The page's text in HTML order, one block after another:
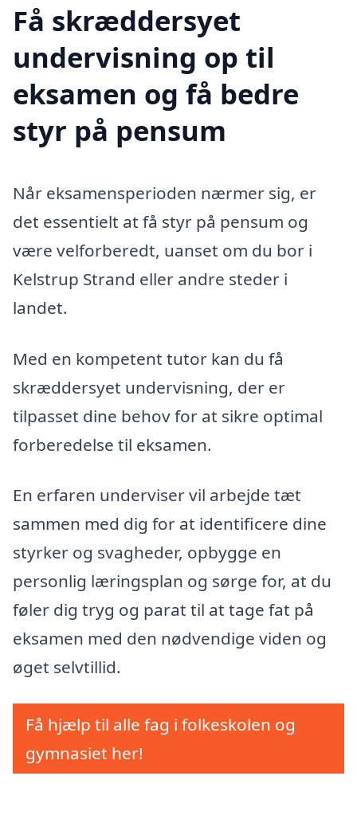
Få skræddersyet
undervisning op til
eksamen og få bedre
styr på pensum
Når eksamensperioden nærmer sig, er
det essentielt at få styr på pensum og
være velforberedt, uanset om du bor i
Kelstrup Strand eller andre steder i
landet.
Med en kompetent tutor kan du få
skræddersyet undervisning, der er
tilpasset dine behov for at sikre optimal
forberedelse til eksamen.
En erfaren underviser vil arbejde tæt
sammen med dig for at identificere dine
styrker og svagheder, opbygge en
personlig læringsplan og sørge for, at du
føler dig tryg og parat til at tage fat på
eksamen med den nødvendige viden og
øget selvtillid.
Få hjælp til alle fag i folkeskolen og
gymnasiet her!